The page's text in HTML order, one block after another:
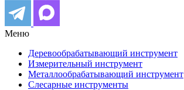
Меню
Деревообрабатывающий инструмент
Измерительный инструмент
Металлообрабатывающий инструмент
Слесарные инструменты